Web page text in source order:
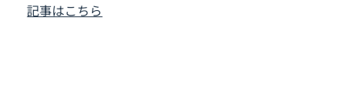
記事はこちら